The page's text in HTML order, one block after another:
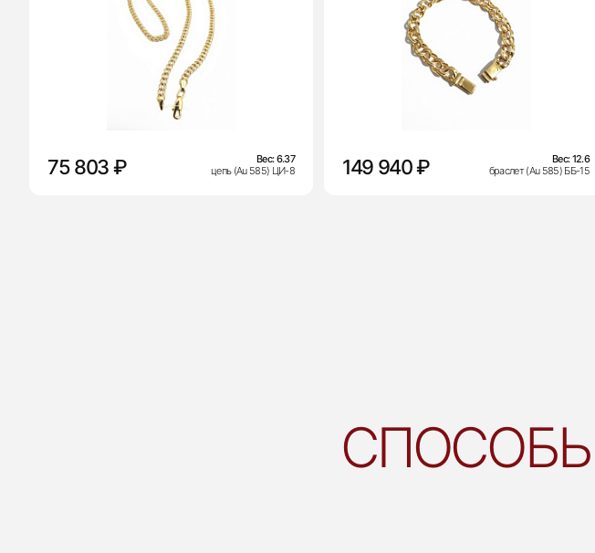
75 803 ₽ Вес:6.37
цепь (Au 585) ЦИ-8
149 940 ₽ Вес:12.6
браслет (Au 585) ББ-15